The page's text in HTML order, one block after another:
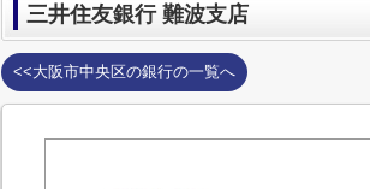
三井住友銀行 難波支店
<<大阪市中央区の銀行の一覧へ